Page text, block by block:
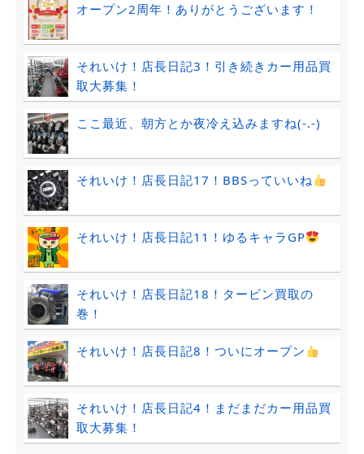
オープン2周年！ありがとうございます！
それいけ！店長日記3！引き続きカー用品買
取大募集！
ここ最近、朝方とか夜冷え込みますね(-.-)
それいけ！店長日記17！BBSっていいね
それいけ！店長日記11！ゆるキャラGP
それいけ！店長日記18！タービン買取の
巻！
それいけ！店長日記8！ついにオープン
それいけ！店長日記4！まだまだカー用品買
取大募集！